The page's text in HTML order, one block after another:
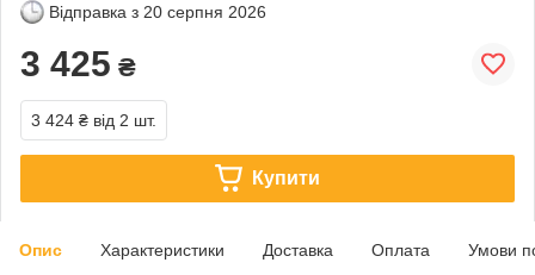
Відправка з 20 серпня 2026
3 425 ₴
3 424 ₴ від 2 шт.
Купити
Опис Характеристики Доставка Оплата Умови